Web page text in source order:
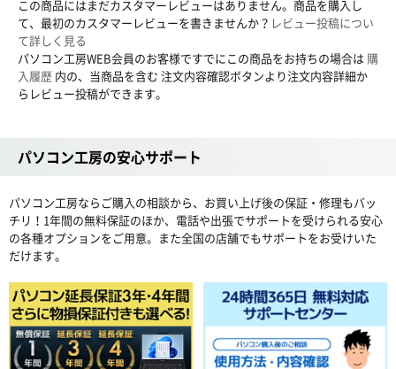
この商品にはまだカスタマーレビューはありません。商品を購入し
て、最初のカスタマーレビューを書きませんか？ レビュー投稿につい
て詳しく見る
パソコン工房WEB会員のお客様ですでにこの商品をお持ちの場合は 購
入履歴 内の、当商品を含む 注文内容確認ボタンより注文内容詳細か
らレビュー投稿ができます。
パソコン工房の安心サポート
パソコン工房ならご購入の相談から、お買い上げ後の保証・修理もバッ
チリ！1年間の無料保証のほか、電話や出張でサポートを受けられる安心
の各種オプションをご用意。また全国の店舗でもサポートをお受けいた
だけます。